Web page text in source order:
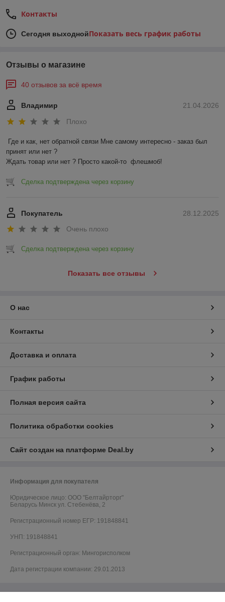
Контакты
Сегодня выходнойПоказать весь график работы
Отзывы о магазине
40 отзывов за всё время
21.04.2026
Владимир
Плохо
Где и как, нет обратной связи Мне самому интересно - заказ был
принят или нет ?
Ждать товар или нет ? Просто какой-то  флешмоб!
Сделка подтверждена через корзину
28.12.2025
Покупатель
Очень плохо
Сделка подтверждена через корзину
Показать все отзывы
О нас
Контакты
Доставка и оплата
График работы
Полная версия сайта
Политика обработки cookies
Сайт создан на платформе Deal.by
Информация для покупателя
Юридическое лицо: ООО "Белтайрторг"
Беларусь Минск ул. Стебенёва, 2
Регистрационный номер ЕГР: 191848841
УНП: 191848841
Регистрационный орган: Мингорисполком
Дата регистрации компании: 29.01.2013